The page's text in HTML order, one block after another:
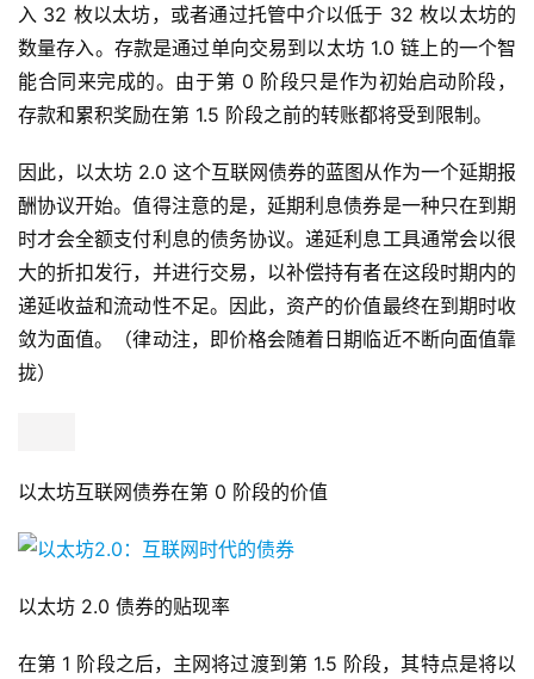
入 32 枚以太坊，或者通过托管中介以低于 32 枚以太坊的
数量存入。存款是通过单向交易到以太坊 1.0 链上的一个智
能合同来完成的。由于第 0 阶段只是作为初始启动阶段，
存款和累积奖励在第 1.5 阶段之前的转账都将受到限制。
因此，以太坊 2.0 这个互联网债券的蓝图从作为一个延期报
酬协议开始。值得注意的是，延期利息债券是一种只在到期
时才会全额支付利息的债务协议。递延利息工具通常会以很
大的折扣发行，并进行交易，以补偿持有者在这段时期内的
递延收益和流动性不足。因此，资产的价值最终在到期时收
敛为面值。（律动注，即价格会随着日期临近不断向面值靠
拢）
以太坊互联网债券在第 0 阶段的价值
以太坊 2.0 债券的贴现率
在第 1 阶段之后，主网将过渡到第 1.5 阶段，其特点是将以